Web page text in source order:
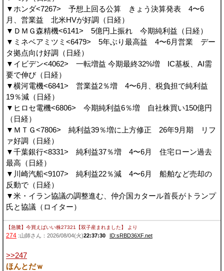
▼ホンダ<7267> 予想上回る公算 きょう決算発表 4〜6
月、営業益 北米HVが好調（日経）
▼ＤＭＧ森精機<6141> 5億円上振れ 今期純利益（日経）
▼ミネベアミツミ<6479> 5年ぶり最高益 4〜6月営業 デー
タ拠点向け好調（日経）
▼イビデン<4062> 一転増益 今期最終32%増 IC基板、AI需
要で伸び（日経）
▼横河電機<6841> 営業益2％増 4〜6月、税負担で純利益
19％減（日経）
▼ヒロセ電機<6806> 今期純利益6％増 自社株買い150億円
（日経）
▼ＭＴＧ<7806> 純利益39％増に上方修正 26年9月期 リフ
ァ好調（日経）
▼千葉銀行<8331> 純利益37％増 4〜6月 住宅ローン過去
最高（日経）
▼川崎汽船<9107> 純利益22％減 4〜6月 船舶など売却の
反動で（日経）
▼米・イラン協議の調整進む、仲介国カタール首長がトランプ
氏と協議（ロイター）
【急騰】今買えばいい株27321【双子産まれました】 より
274 :山師さん：2026/08/04(火)22:37:30 ID:sRBD36XF.net
>>247
ほんとだｗ